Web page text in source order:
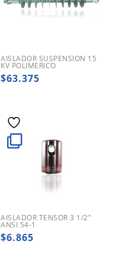
AISLADOR SUSPENSION 15
KV POLIMERICO
$63.375
AISLADOR TENSOR 3 1/2″
ANSI 54-1
$6.865